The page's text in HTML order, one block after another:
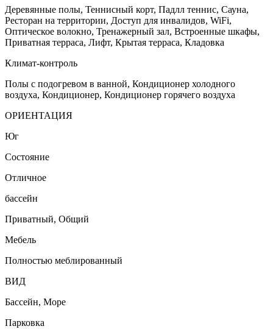
Деревянные полы, Теннисный корт, Падлл теннис, Сауна,
Ресторан на территории, Доступ для инвалидов, WiFi,
Оптическое волокно, Тренажерный зал, Встроенные шкафы,
Приватная терраса, Лифт, Крытая терраса, Кладовка
Климат-контроль
Полы с подогревом в ванной, Кондиционер холодного
воздуха, Кондиционер, Кондиционер горячего воздуха
ОРИЕНТАЦИЯ
Юг
Состояние
Отличное
бассейн
Приватный, Общий
Мебель
Полностью меблированный
ВИД
Бассейн, Море
Парковка